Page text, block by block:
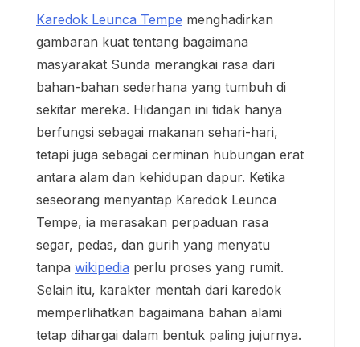
Karedok Leunca Tempe menghadirkan
gambaran kuat tentang bagaimana
masyarakat Sunda merangkai rasa dari
bahan-bahan sederhana yang tumbuh di
sekitar mereka. Hidangan ini tidak hanya
berfungsi sebagai makanan sehari-hari,
tetapi juga sebagai cerminan hubungan erat
antara alam dan kehidupan dapur. Ketika
seseorang menyantap Karedok Leunca
Tempe, ia merasakan perpaduan rasa
segar, pedas, dan gurih yang menyatu
tanpa wikipedia perlu proses yang rumit.
Selain itu, karakter mentah dari karedok
memperlihatkan bagaimana bahan alami
tetap dihargai dalam bentuk paling jujurnya.